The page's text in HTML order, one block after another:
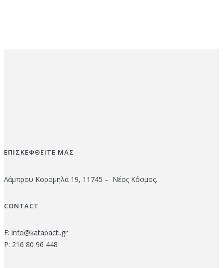
ΕΠΙΣΚΕΦΘΕΙΤΕ ΜΑΣ
Λάμπρου Κορομηλά 19, 11745 – Νέος Κόσμος.
CONTACT
E: info@katapacti.gr
P: 216 80 96 448